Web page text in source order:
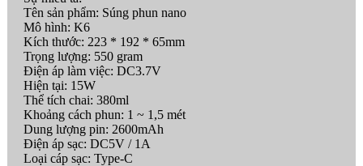
Tên sản phẩm: Súng phun nano
Mô hình: K6
Kích thước: 223 * 192 * 65mm
Trọng lượng: 550 gram
Điện áp làm việc: DC3.7V
Hiện tại: 15W
Thể tích chai: 380ml
Khoảng cách phun: 1 ~ 1,5 mét
Dung lượng pin: 2600mAh
Điện áp sạc: DC5V / 1A
Loại cáp sạc: Type-C